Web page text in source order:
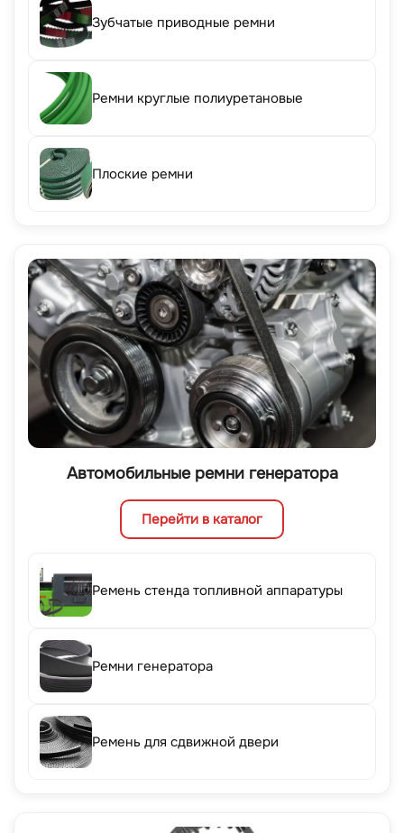
Зубчатые приводные ремни
Ремни круглые полиуретановые
Плоские ремни
Автомобильные ремни генератора
Перейти в каталог
Ремень стенда топливной аппаратуры
Ремни генератора
Ремень для сдвижной двери